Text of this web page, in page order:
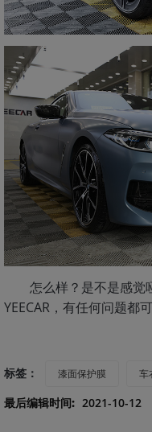
怎么样？是不是感觉
YEECAR，有任何问题都
标签： 漆面保护膜 车
最后编辑时间: 2021-10-12